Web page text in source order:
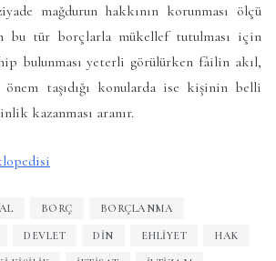
mağdurun hakkının korunması ölçü
bu tür borçlarla mükellef tutulması için
bulunması yeterli görülürken fâilin akıl,
taşıdığı konularda ise kişinin belli
kazanması aranır.
BORÇ BORÇLANMA
DEVLET DIN EHLIYET HAK